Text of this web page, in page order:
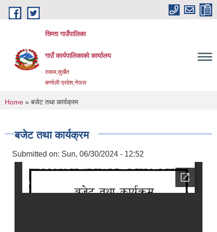
Skip to main content
सिम्ता गाउँपालिका
गाउँ कार्यपालिकाको कार्यालय
राकम,सुर्खेत
कर्णाली प्रदेश,नेपाल
You are here
Home » बजेट तथा कार्यक्रम
बजेट तथा कार्यक्रम
Submitted on: Sun, 06/30/2024 - 12:52